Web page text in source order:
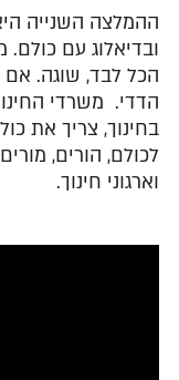
ההמלצה השנייה
ובדיאלוג עם כולם.
הכל לבד, שוגה. אם
הדדי. משרדי
בחינוך, צריך את
לכולם, הורים,
וארגוני חינוך.